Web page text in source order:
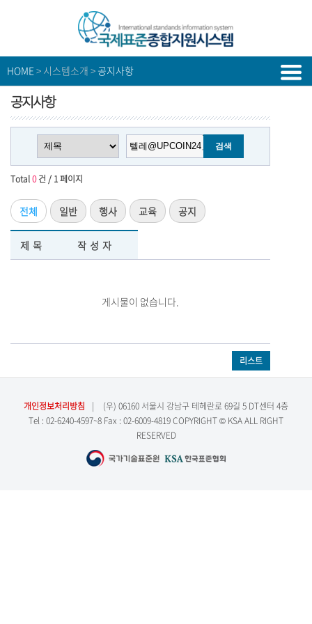
HOME > 시스템소개 > 공지사항
공지사항
Total0건 / 1 페이지
전체 일반 행사 교육 공지
제목 작성자
게시물이 없습니다.
리스트
개인정보처리방침 |
(우) 06160 서울시 강남구 테헤란로 69길 5 DT센터 4층
Tel : 02-6240-4597~8 Fax : 02-6009-4819 COPYRIGHT © KSA ALL RIGHT
RESERVED